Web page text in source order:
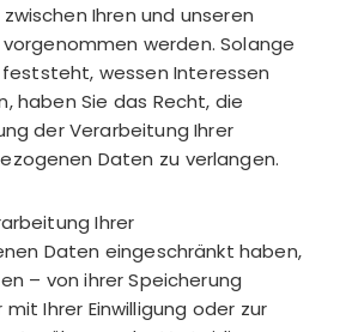
Ihren und unseren
werden. Solange
wessen Interessen
haben Sie das Recht, die
der Verarbeitung Ihrer
Daten zu verlangen.
Ihrer
Daten eingeschränkt haben,
– von ihrer Speicherung
Ihrer Einwilligung oder zur